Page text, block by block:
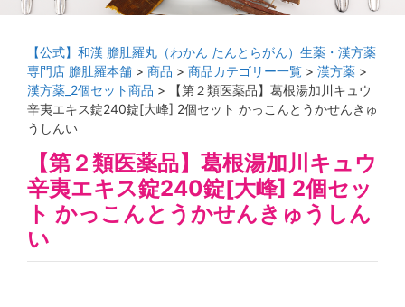
【公式】和漢 膽肚羅丸（わかん たんとらがん）生薬・漢方薬
専門店 膽肚羅本舗 > 商品 > 商品カテゴリー一覧 > 漢方薬 >
漢方薬_2個セット商品 >
【第２類医薬品】葛根湯加川キュウ
辛夷エキス錠240錠[大峰] 2個セット かっこんとうかせんきゅ
うしんい
【第２類医薬品】葛根湯加川キュウ
辛夷エキス錠240錠[大峰] 2個セッ
ト かっこんとうかせんきゅうしん
い